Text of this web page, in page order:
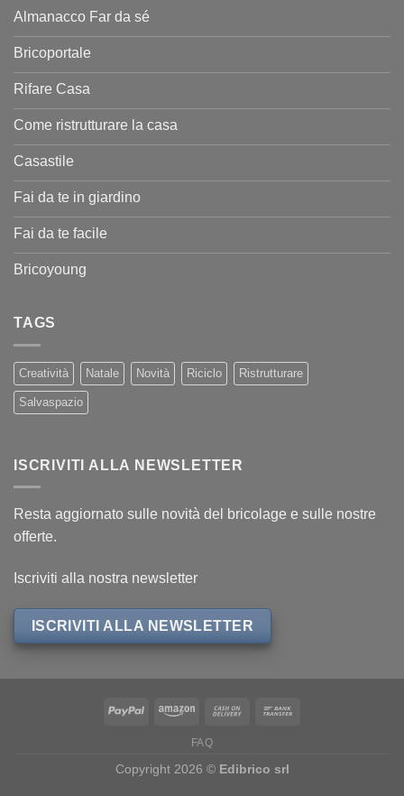
Almanacco Far da sé
Bricoportale
Rifare Casa
Come ristrutturare la casa
Casastile
Fai da te in giardino
Fai da te facile
Bricoyoung
TAGS
Creatività Natale Novità Riciclo Ristrutturare
Salvaspazio
ISCRIVITI ALLA NEWSLETTER
Resta aggiornato sulle novità del bricolage e sulle nostre
offerte.
Iscriviti alla nostra newsletter
ISCRIVITI ALLA NEWSLETTER
FAQ
Copyright 2026 © Edibrico srl